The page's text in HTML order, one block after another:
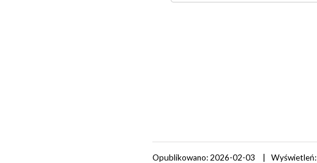
Opublikowano: 2026-02-03 | Wyświetleń: